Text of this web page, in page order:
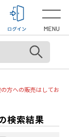
MENU
方への販売はしてお
検索結果